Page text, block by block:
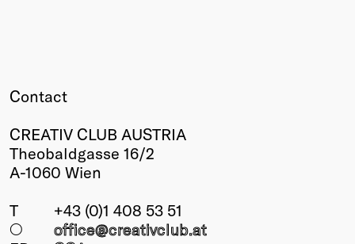
Contact
CREATIV CLUB AUSTRIA
Theobaldgasse 16/2
A-1060 Wien
T
+43 (0)1 408 53 51
○
office@creativclub.at